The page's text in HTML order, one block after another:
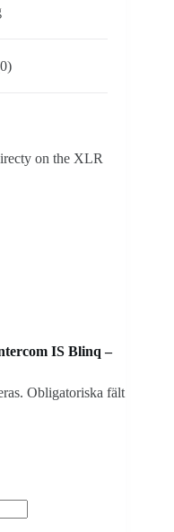
on the XLR
IS Blinq –
Obligatoriska fält